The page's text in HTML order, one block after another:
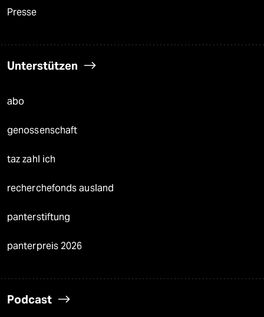
Presse
Unterstützen
abo
genossenschaft
taz zahl ich
recherchefonds ausland
panterstiftung
panterpreis 2026
Podcast